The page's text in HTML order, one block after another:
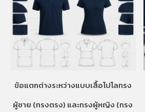
ข้อแตกต่างระหว่างแบบเสื้อโปโลทรง
ผู้ชาย (ทรงตรง) และทรงผู้หญิง (ทรง